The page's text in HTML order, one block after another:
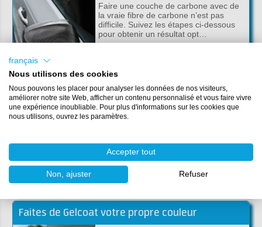
Faire une couche de carbone avec de
la vraie fibre de carbone n’est pas
difficile. Suivez les étapes ci-dessous
pour obtenir un résultat opt…
Finition en métal et plastique avec une laque DD à 2 composants
Pour finir une surface avec de la laque
degré…
Plus d'informations
Faites de Gelcoat votre propre couleur
français
Nous utilisons des cookies
Nous pouvons les placer pour analyser les données de nos visiteurs,
améliorer notre site Web, afficher un contenu personnalisé et vous faire vivre
une expérience inoubliable. Pour plus d'informations sur les cookies que
nous utilisons, ouvrez les paramètres.
Accepter tout
Non, ajuster Refuser